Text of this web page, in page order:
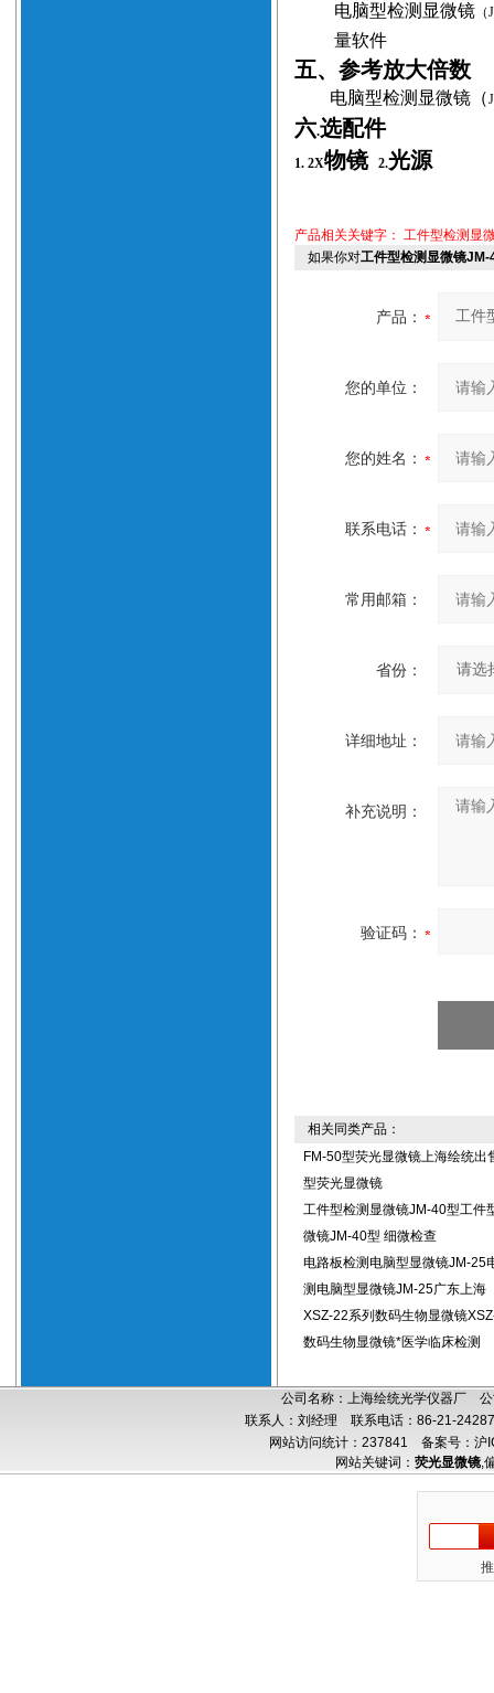
电脑型检测显微镜（
量软件
五、参考放大倍数
电脑型检测显微镜（
六.选配件
1. 2X物镜 2.光源
产品相关关键字： 工件型检测显
如果你对工件型检测显微镜
产品：
您的单位：
您的姓名：
联系电话：
常用邮箱：
省份：
详细地址：
补充说明：
验证码：
相关同类产品：
FM-50型荧光显微镜上海绘统出
型荧光显微镜
工件型检测显微镜JM-40型工件
微镜JM-40型 细微检查
电路板检测电脑型显微镜JM-25
测电脑型显微镜JM-25广东上海
XSZ-22系列数码生物显微镜
数码生物显微镜*医学临床检测
公司名称：上海绘统光学仪器厂
联系人：刘经理 联系电话：86-21-
网站访问统计：237841 备案号：沪
网站关键词： 荧光显微镜,